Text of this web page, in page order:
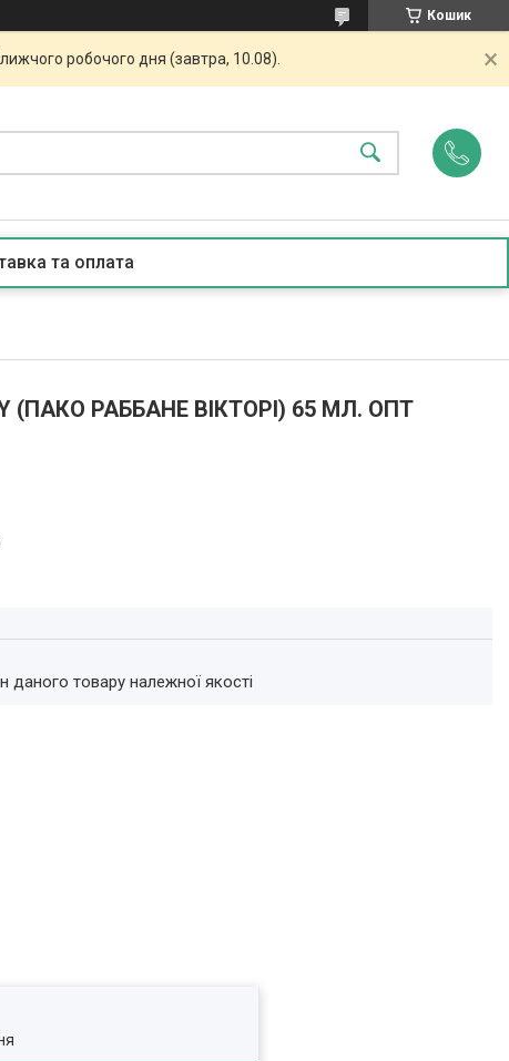
Кошик
робочого дня (завтра, 10.08).
та оплата
(ПАКО РАББАНЕ ВІКТОРІ) 65 МЛ. ОПТ
даного товару належної якості